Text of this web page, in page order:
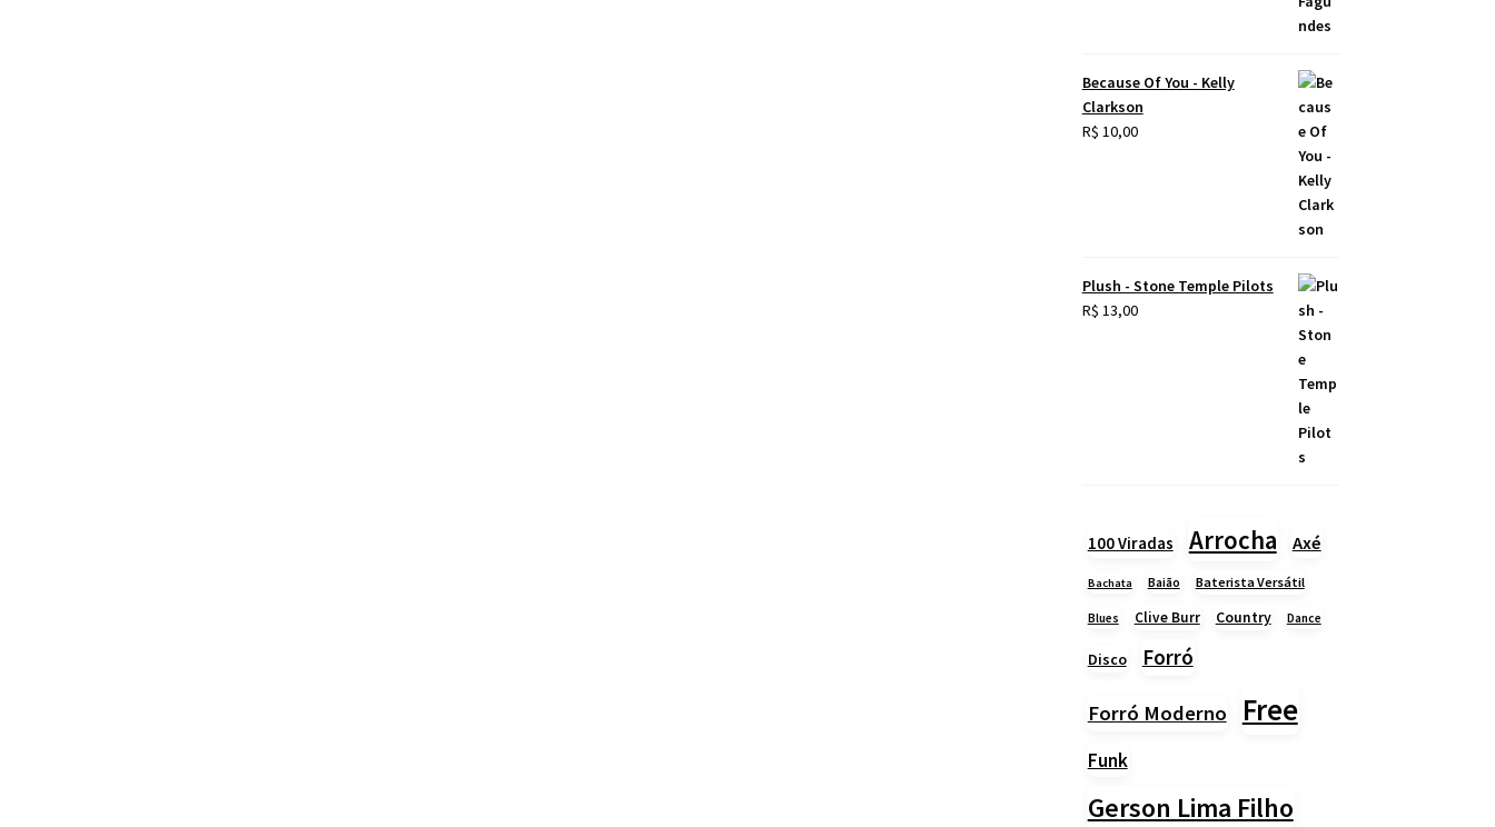
Because Of You - Kelly
Clarkson
R$ 10,00
Plush - Stone Temple Pilots
R$ 13,00
100 Viradas Arrocha Axé
Bachata Baião Baterista Versátil
Blues Clive Burr Country Dance
Disco Forró
Forró Moderno Free
Funk
Gerson Lima Filho